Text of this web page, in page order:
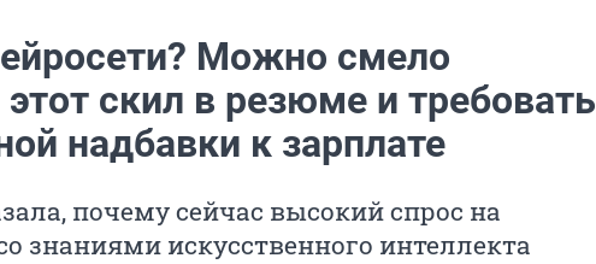
Можно смело
скил в резюме и требовать
надбавки к зарплате
почему сейчас высокий спрос на
знаниями искусственного интеллекта